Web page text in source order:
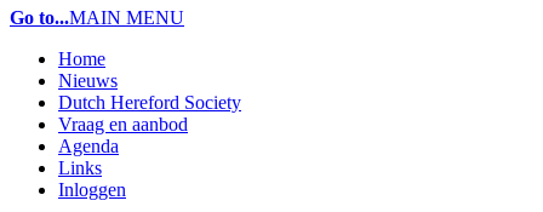
Go to...MAIN MENU
Home
Nieuws
Dutch Hereford Society
Vraag en aanbod
Agenda
Links
Inloggen